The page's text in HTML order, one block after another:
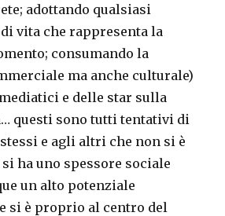
adottando qualsiasi
vita che rappresenta la
consumando la
ma anche culturale)
e delle star sulla
questi sono tutti tentativi di
e agli altri che non si è
ha uno spessore sociale
un alto potenziale
si è proprio al centro del